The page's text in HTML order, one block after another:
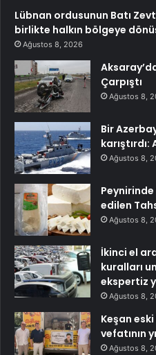
Lübnan ordusunun Batı
birlikte halkın bölgeye
Ağustos 8, 2026
Çarpıştı
Ağustos 8,
Bir
Ağustos 8,
edilen
Ağustos 8,
İkinci el
kuralları
ekspertiz
Ağustos 8,
Keşan
vefatının
Ağustos 8,